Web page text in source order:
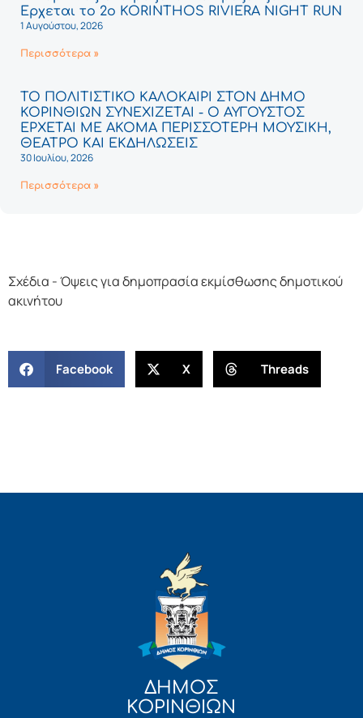
Έρχεται το 2ο KORINTHOS RIVIERA NIGHT RUN
1 Αυγούστου, 2026
Περισσότερα »
ΤΟ ΠΟΛΙΤΙΣΤΙΚΟ ΚΑΛΟΚΑΙΡΙ ΣΤΟΝ ΔΗΜΟ
ΚΟΡΙΝΘΙΩΝ ΣΥΝΕΧΙΖΕΤΑΙ - Ο ΑΥΓΟΥΣΤΟΣ
ΕΡΧΕΤΑΙ ΜΕ ΑΚΟΜΑ ΠΕΡΙΣΣΟΤΕΡΗ ΜΟΥΣΙΚΗ,
ΘΕΑΤΡΟ ΚΑΙ ΕΚΔΗΛΩΣΕΙΣ
30 Ιουλίου, 2026
Περισσότερα »
Σχέδια - Όψεις για δημοπρασία εκμίσθωσης δημοτικού
ακινήτου
Facebook X Threads
ΔΗΜΟΣ
ΚΟΡΙΝΘΙΩΝ